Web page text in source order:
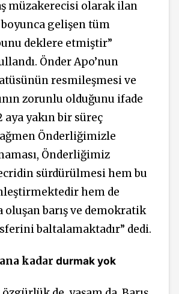
müzakerecisi olarak ilan
gelişen tüm
deklere etmiştir”
Önder Apo’nun
resmileşmesi ve
zorunlu olduğunu ifade
aya yakın bir süreç
Önderliğimizle
Önderliğimiz
sürdürülmesi hem bu
hem de
oluşan barış ve demokratik
baltalamaktadır” dedi.
kadar durmak yok